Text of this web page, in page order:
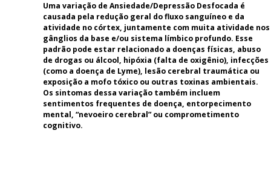
Uma variação de Ansiedade/Depressão Desfocada é
causada pela redução geral do fluxo sanguíneo e da
atividade no córtex, juntamente com muita atividade nos
gânglios da base e/ou sistema límbico profundo. Esse
padrão pode estar relacionado a doenças físicas, abuso
de drogas ou álcool, hipóxia (falta de oxigênio), infecções
(como a doença de Lyme), lesão cerebral traumática ou
exposição a mofo tóxico ou outras toxinas ambientais.
Os sintomas dessa variação também incluem
sentimentos frequentes de doença, entorpecimento
mental, “nevoeiro cerebral” ou comprometimento
cognitivo.